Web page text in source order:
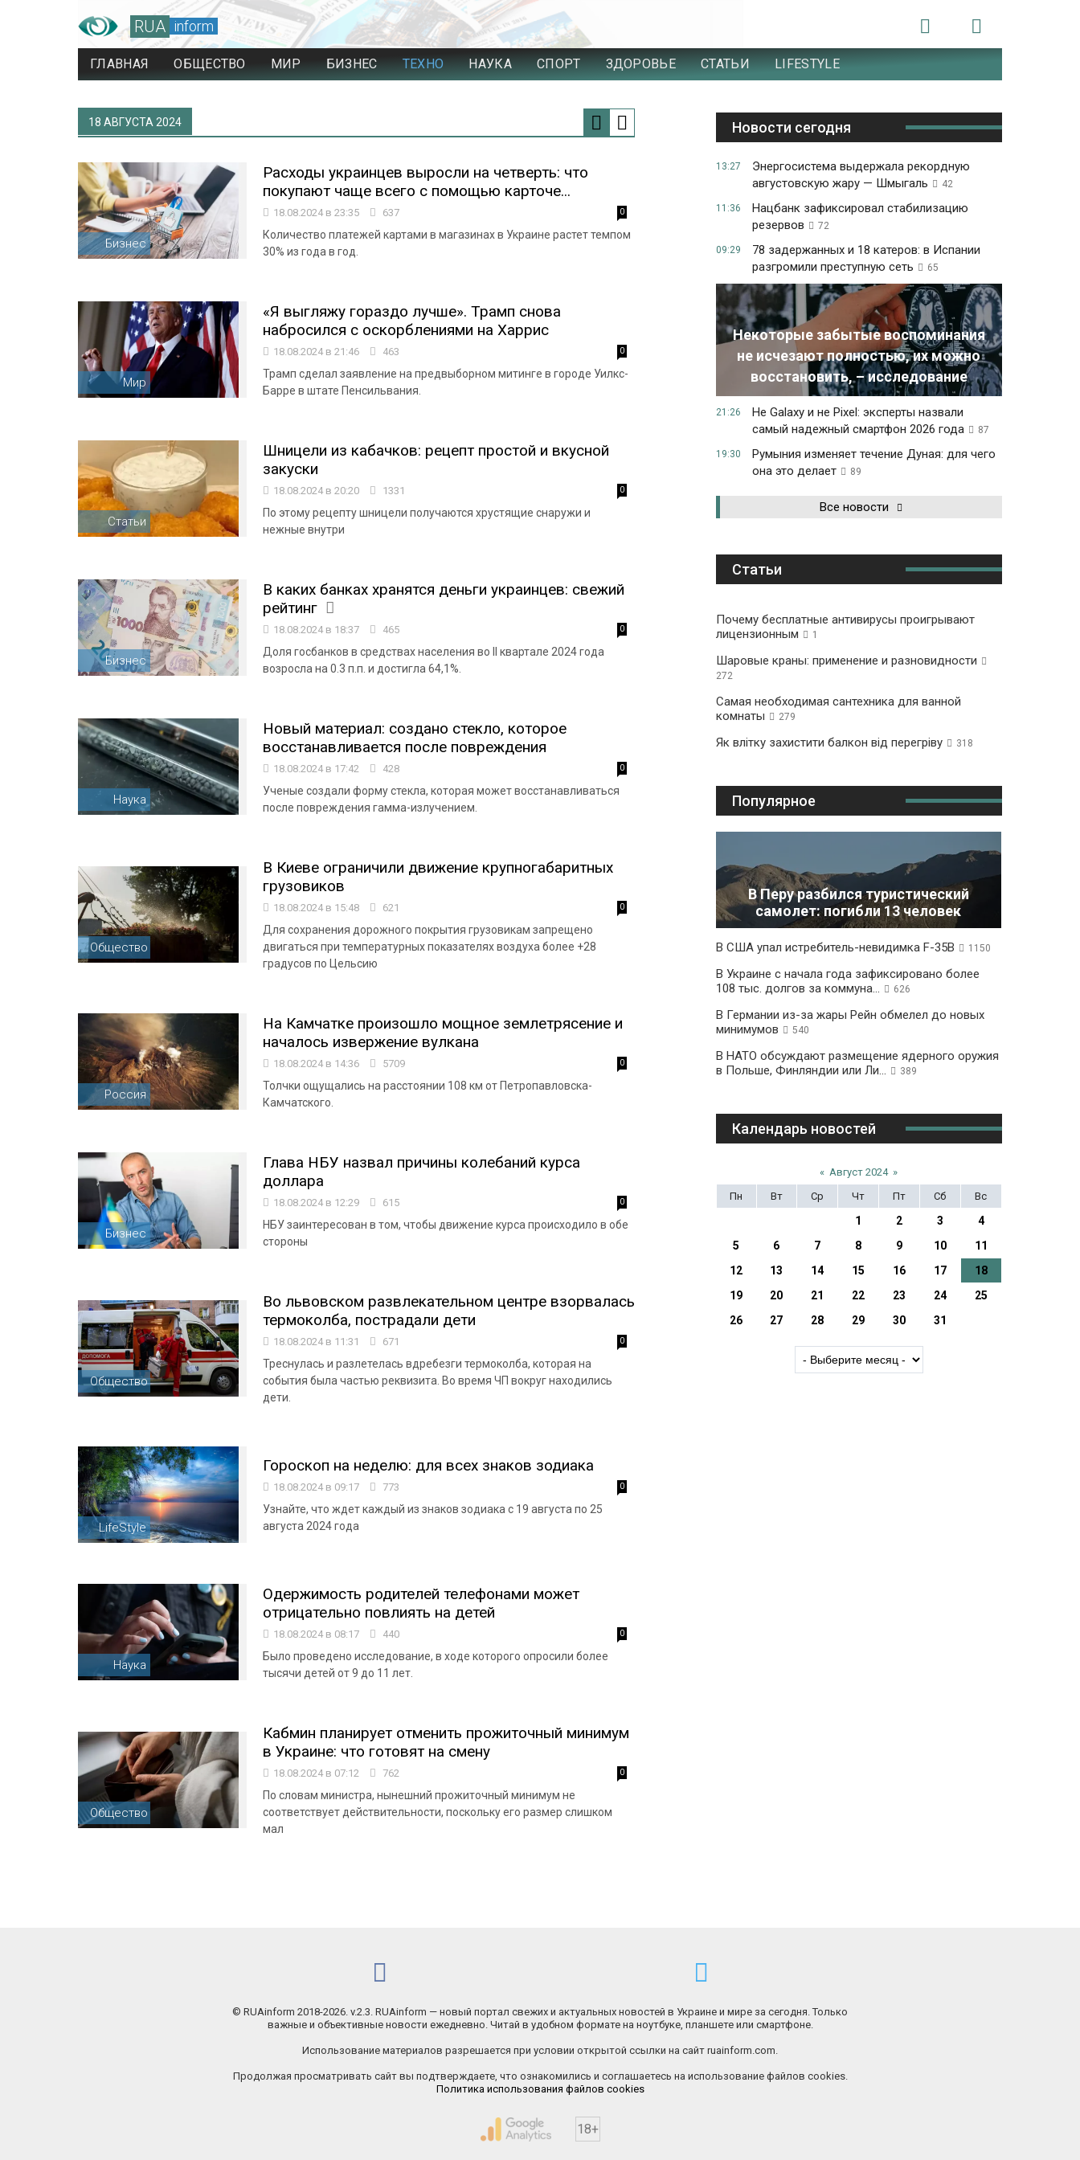
RUA inform
ГЛАВНАЯ ОБЩЕСТВО МИР БИЗНЕС ТЕХНО НАУКА СПОРТ ЗДОРОВЬЕ СТАТЬИ LIFESTYLE
18 АВГУСТА 2024
Бизнес
Расходы украинцев выросли на четверть: что
покупают чаще всего с помощью карточе...
18.08.2024 в 23:35 637 0
Количество платежей картами в магазинах в Украине растет темпом
30% из года в год.
Мир
«Я выгляжу гораздо лучше». Трамп снова
набросился с оскорблениями на Харрис
18.08.2024 в 21:46 463 0
Трамп сделал заявление на предвыборном митинге в городе Уилкс-
Барре в штате Пенсильвания.
Статьи
Шницели из кабачков: рецепт простой и вкусной
закуски
18.08.2024 в 20:20 1331 0
По этому рецепту шницели получаются хрустящие снаружи и
нежные внутри
Бизнес
В каких банках хранятся деньги украинцев: свежий
рейтинг
18.08.2024 в 18:37 465 0
Доля госбанков в средствах населения во II квартале 2024 года
возросла на 0.3 п.п. и достигла 64,1%.
Наука
Новый материал: создано стекло, которое
восстанавливается после повреждения
18.08.2024 в 17:42 428 0
Ученые создали форму стекла, которая может восстанавливаться
после повреждения гамма-излучением.
Общество
В Киеве ограничили движение крупногабаритных
грузовиков
18.08.2024 в 15:48 621 0
Для сохранения дорожного покрытия грузовикам запрещено
двигаться при температурных показателях воздуха более +28
градусов по Цельсию
Россия
На Камчатке произошло мощное землетрясение и
началось извержение вулкана
18.08.2024 в 14:36 5709 0
Толчки ощущались на расстоянии 108 км от Петропавловска-
Камчатского.
Бизнес
Глава НБУ назвал причины колебаний курса
доллара
18.08.2024 в 12:29 615 0
НБУ заинтересован в том, чтобы движение курса происходило в обе
стороны
Общество
Во львовском развлекательном центре взорвалась
термоколба, пострадали дети
18.08.2024 в 11:31 671 0
Треснулась и разлетелась вдребезги термоколба, которая на
события была частью реквизита. Во время ЧП вокруг находились
дети.
LifeStyle
Гороскоп на неделю: для всех знаков зодиака
18.08.2024 в 09:17 773 0
Узнайте, что ждет каждый из знаков зодиака с 19 августа по 25
августа 2024 года
Наука
Одержимость родителей телефонами может
отрицательно повлиять на детей
18.08.2024 в 08:17 440 0
Было проведено исследование, в ходе которого опросили более
тысячи детей от 9 до 11 лет.
Общество
Кабмин планирует отменить прожиточный минимум
в Украине: что готовят на смену
18.08.2024 в 07:12 762 0
По словам министра, нынешний прожиточный минимум не
соответствует действительности, поскольку его размер слишком
мал
Новости сегодня
13:27
Энергосистема выдержала рекордную
августовскую жару — Шмыгаль
42
11:36
Нацбанк зафиксировал стабилизацию
резервов
72
09:29
78 задержанных и 18 катеров: в Испании
разгромили преступную сеть
65
Некоторые забытые воспоминания
не исчезают полностью, их можно
восстановить, – исследование
21:26
Не Galaxy и не Pixel: эксперты назвали
самый надежный смартфон 2026 года
87
19:30
Румыния изменяет течение Дуная: для чего
она это делает
89
Все новости
Статьи
Почему бесплатные антивирусы проигрывают
лицензионным
1
Шаровые краны: применение и разновидности
272
Самая необходимая сантехника для ванной
комнаты
279
Як влітку захистити балкон від перегріву 318
Популярное
В Перу разбился туристический
самолет: погибли 13 человек
В США упал истребитель-невидимка F-35B 1150
В Украине с начала года зафиксировано более
108 тыс. долгов за коммуна...
626
В Германии из-за жары Рейн обмелел до новых
минимумов
540
В НАТО обсуждают размещение ядерного оружия
в Польше, Финляндии или Ли...
389
Календарь новостей
« Август 2024 »
Пн
Вт Ср Чт Пт Сб Вс
1 2 3
4
5
6 7 8 9 10
11
12
13 14 15 16 17
18
19
20 21 22 23 24
25
26
27 28 29 30 31
© RUAinform 2018-2026. v.2.3. RUAinform — новый портал свежих и актуальных новостей в Украине и мире за сегодня. Только
важные и объективные новости ежедневно. Читай в удобном формате на ноутбуке, планшете или смартфоне.
Использование материалов разрешается при условии открытой ссылки на сайт ruainform.com.
Продолжая просматривать сайт вы подтверждаете, что ознакомились и соглашаетесь на использование файлов cookies.
Политика использования файлов cookies
18+